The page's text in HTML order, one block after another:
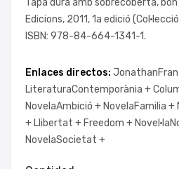
Tapa dura amb sobrecoberta,
Edicions, 2011, 1a edició
ISBN: 978-84-664-1341-1.
Enlaces directos:
LiteraturaContemporània +
NovelaAmbició + NovelaFamilia +
+ Llibertat + Freedom +
NovelaSocietat +